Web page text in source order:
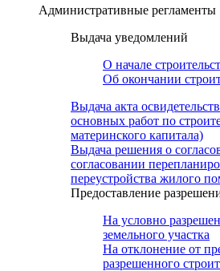
Административные регламенты
Выдача уведомлений
О начале
Об окончании
Выдача акта
основных работ по
материнского капитала)
Выдача решения о
согласовании
переустройства жилого
Предоставление
На условно
земельного участка
На отклонение от
разрешенного